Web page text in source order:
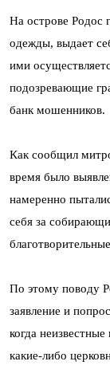
На острове Родос
одежды, выдает
ими
подозревающие
банк мошенников.
Как сообщил
время было
намеренно
себя за
По этому поводу
заявление и
когда
какие-либо